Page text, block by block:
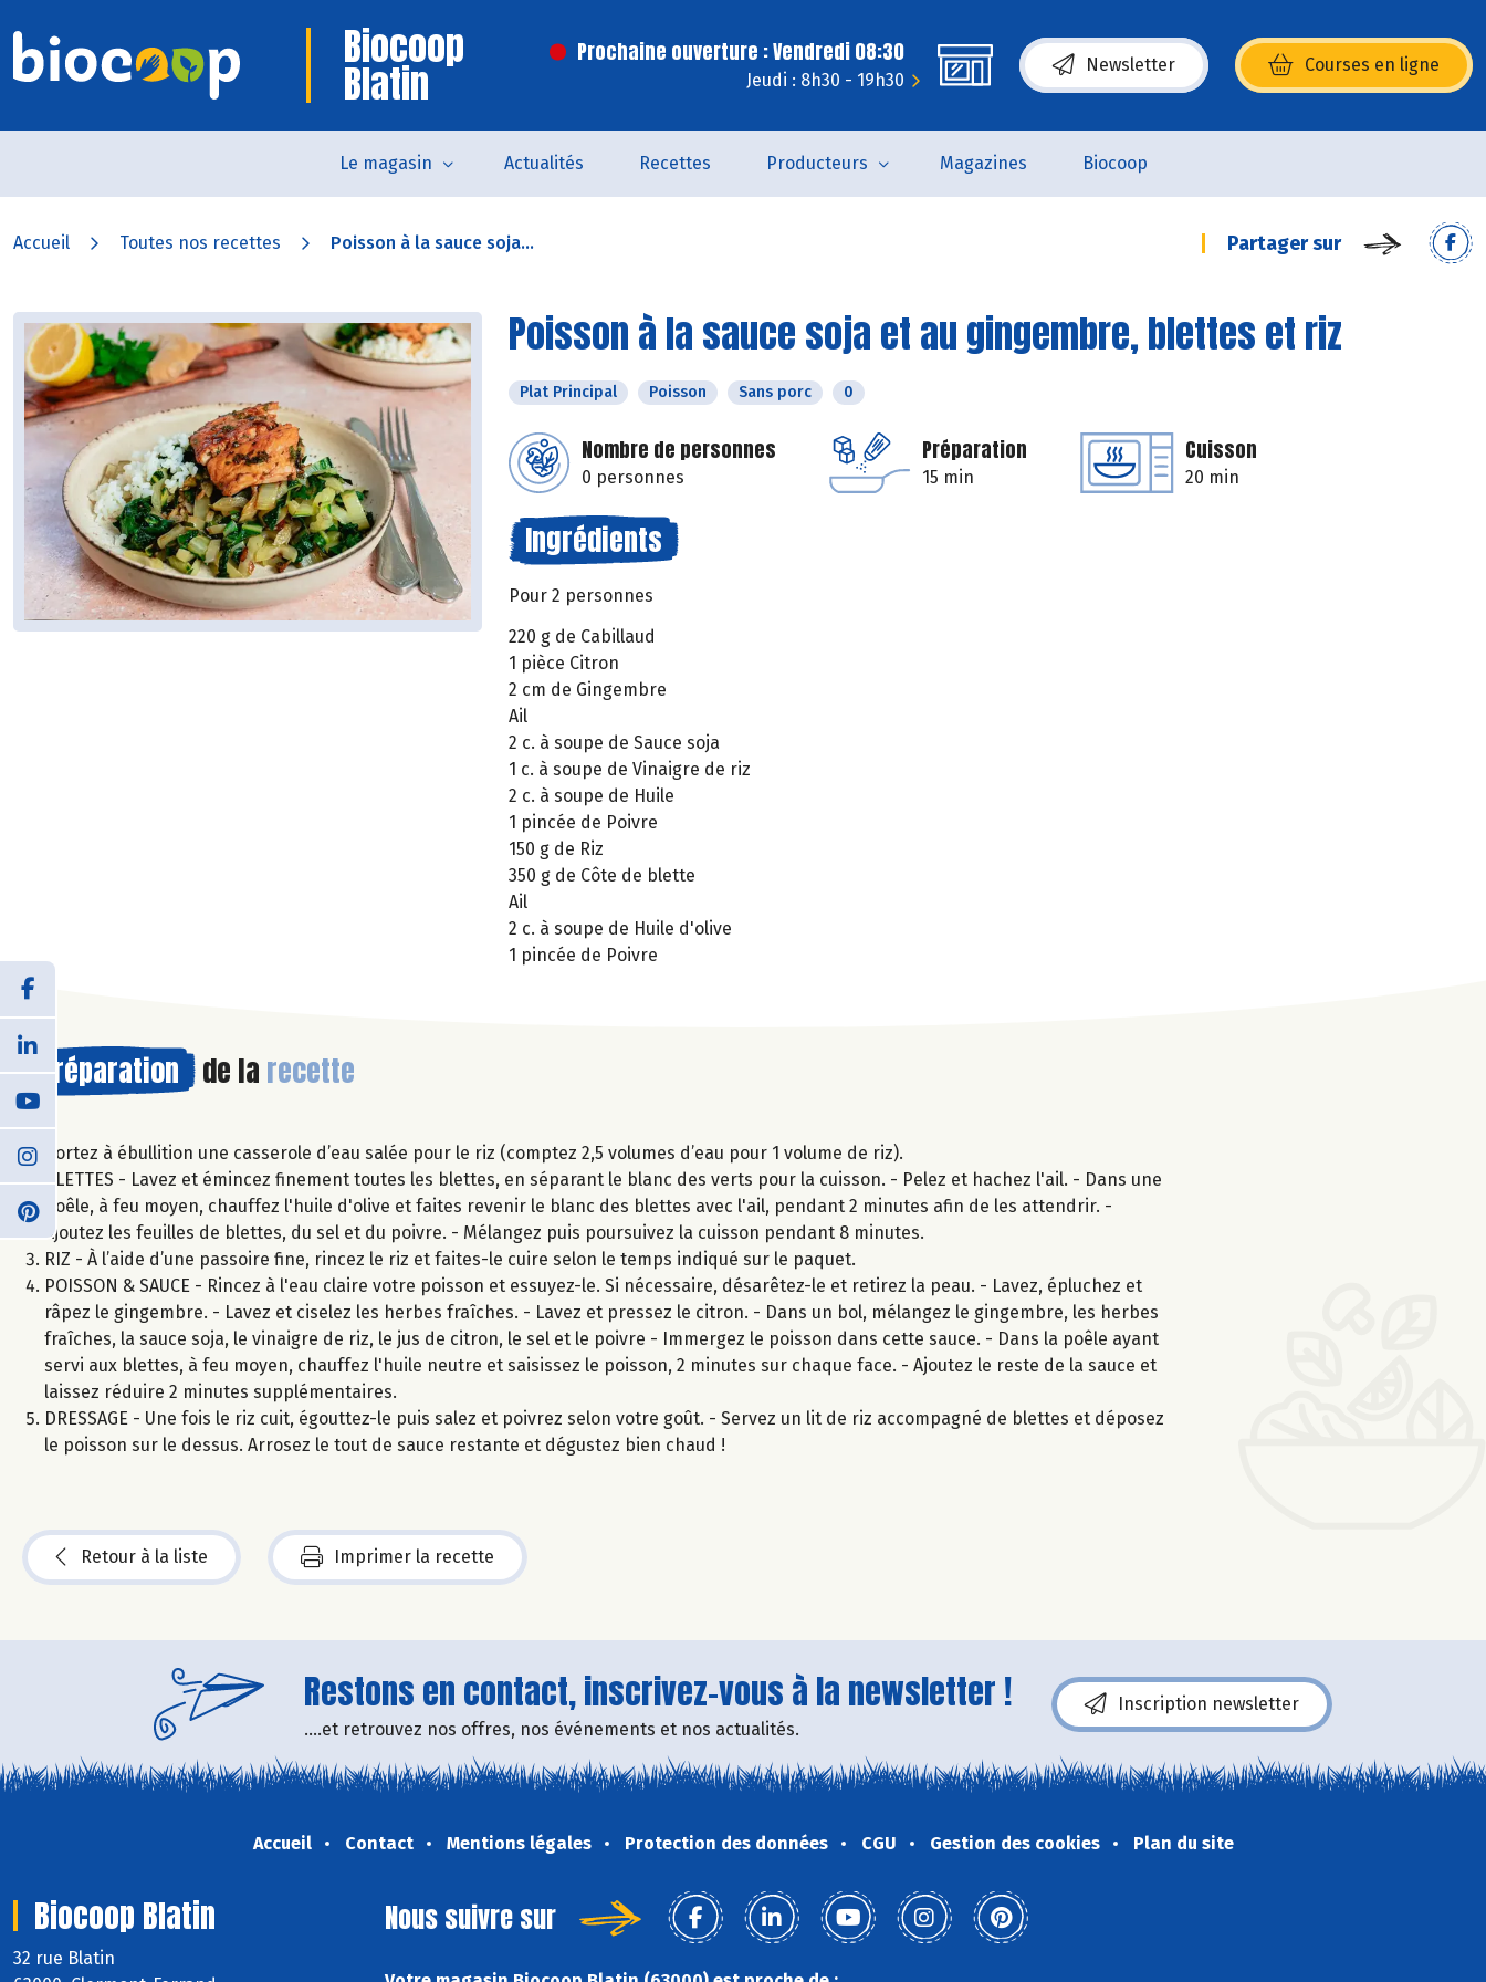
Biocoop
Blatin
Prochaine ouverture : Vendredi 08:30
Jeudi : 8h30 - 19h30
Newsletter Courses en ligne
(s’ouvre dans une nouvelle fenêtre)
Le magasin Actualités Recettes Producteurs Magazines Biocoop
Accueil Toutes nos recettes Poisson à la sauce soja... Partager sur
Poisson à la sauce soja et au gingembre, blettes et riz
Plat Principal Poisson Sans porc 0
Nombre de personnes
0 personnes
Préparation
15 min
Cuisson
20 min
Ingrédients
Pour 2 personnes
220 g de Cabillaud
1 pièce Citron
2 cm de Gingembre
Ail
2 c. à soupe de Sauce soja
1 c. à soupe de Vinaigre de riz
2 c. à soupe de Huile
1 pincée de Poivre
150 g de Riz
350 g de Côte de blette
Ail
2 c. à soupe de Huile d'olive
1 pincée de Poivre
Préparation de la recette
Portez à ébullition une casserole d’eau salée pour le riz (comptez 2,5 volumes d’eau pour 1 volume de riz).
BLETTES - Lavez et émincez finement toutes les blettes, en séparant le blanc des verts pour la cuisson. - Pelez et hachez l'ail. - Dans une
poêle, à feu moyen, chauffez l'huile d'olive et faites revenir le blanc des blettes avec l'ail, pendant 2 minutes afin de les attendrir. -
Ajoutez les feuilles de blettes, du sel et du poivre. - Mélangez puis poursuivez la cuisson pendant 8 minutes.
RIZ - À l’aide d’une passoire fine, rincez le riz et faites-le cuire selon le temps indiqué sur le paquet.
POISSON & SAUCE - Rincez à l'eau claire votre poisson et essuyez-le. Si nécessaire, désarêtez-le et retirez la peau. - Lavez, épluchez et
râpez le gingembre. - Lavez et ciselez les herbes fraîches. - Lavez et pressez le citron. - Dans un bol, mélangez le gingembre, les herbes
fraîches, la sauce soja, le vinaigre de riz, le jus de citron, le sel et le poivre - Immergez le poisson dans cette sauce. - Dans la poêle ayant
servi aux blettes, à feu moyen, chauffez l'huile neutre et saisissez le poisson, 2 minutes sur chaque face. - Ajoutez le reste de la sauce et
laissez réduire 2 minutes supplémentaires.
DRESSAGE - Une fois le riz cuit, égouttez-le puis salez et poivrez selon votre goût. - Servez un lit de riz accompagné de blettes et déposez
le poisson sur le dessus. Arrosez le tout de sauce restante et dégustez bien chaud !
Retour à la liste Imprimer la recette
Restons en contact, inscrivez-vous à la newsletter !
....et retrouvez nos offres, nos événements et nos actualités.
Inscription newsletter
Accueil Contact Mentions légales Protection des données CGU Gestion des cookies Plan du site
Biocoop Blatin
32 rue Blatin
Nous suivre sur